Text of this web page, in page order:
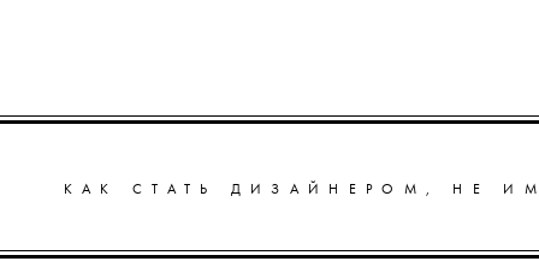
КАК СТАТЬ ДИЗАЙНЕРОМ, НЕ